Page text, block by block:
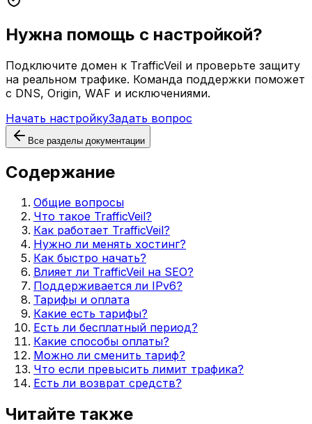
Нужна помощь с настройкой?
Подключите домен к TrafficVeil и проверьте защиту
на реальном трафике. Команда поддержки поможет
с DNS, Origin, WAF и исключениями.
Начать настройкуЗадать вопрос
Все разделы документации
Содержание
Общие вопросы
Что такое TrafficVeil?
Как работает TrafficVeil?
Нужно ли менять хостинг?
Как быстро начать?
Влияет ли TrafficVeil на SEO?
Поддерживается ли IPv6?
Тарифы и оплата
Какие есть тарифы?
Есть ли бесплатный период?
Какие способы оплаты?
Можно ли сменить тариф?
Что если превысить лимит трафика?
Есть ли возврат средств?
Читайте также